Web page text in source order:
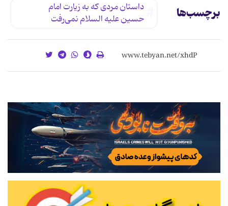
برچسب‌ها
داستان مردی که به زیارت امام
حسین علیه السلام نمی‌رفت